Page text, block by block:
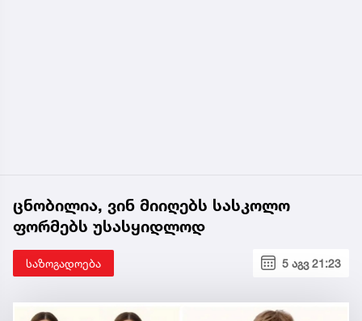
ცნობილია, ვინ მიიღებს სასკოლო
ფორმებს უსასყიდლოდ
საზოგადოება 5 აგვ 21:23